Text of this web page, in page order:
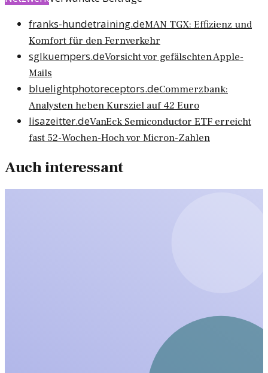
franks-hundetraining.deMAN TGX: Effizienz und
Komfort für den Fernverkehr
sglkuempers.deVorsicht vor gefälschten Apple-
Mails
bluelightphotoreceptors.deCommerzbank:
Analysten heben Kursziel auf 42 Euro
lisazeitter.deVanEck Semiconductor ETF erreicht
fast 52-Wochen-Hoch vor Micron-Zahlen
Auch interessant